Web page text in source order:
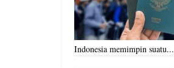
Indonesia memimpin suatu...